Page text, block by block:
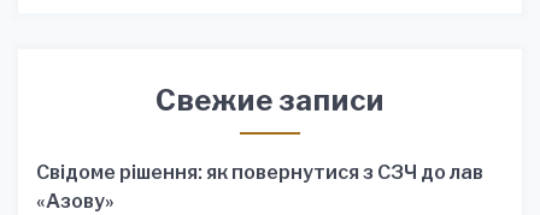
Свежие записи
Свідоме рішення: як повернутися з СЗЧ до лав
«Азову»